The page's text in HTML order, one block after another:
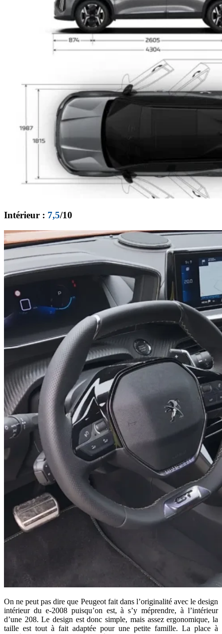
Intérieur : 7,5/10
On ne peut pas dire que Peugeot fait dans l’originalité avec le design
intérieur du e-2008 puisqu’on est, à s’y méprendre, à l’intérieur
d’une 208. Le design est donc simple, mais assez ergonomique, la
taille est tout à fait adaptée pour une petite famille. La place à